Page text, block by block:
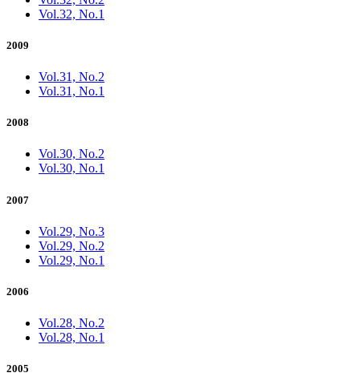
Vol.32, No.1
2009
Vol.31, No.2
Vol.31, No.1
2008
Vol.30, No.2
Vol.30, No.1
2007
Vol.29, No.3
Vol.29, No.2
Vol.29, No.1
2006
Vol.28, No.2
Vol.28, No.1
2005